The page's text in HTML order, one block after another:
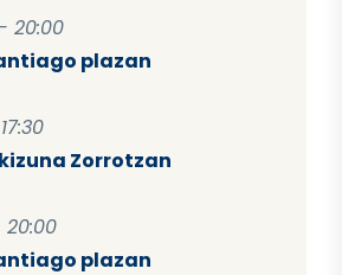
20:00
plazan
Zorrotzan
20:00
plazan